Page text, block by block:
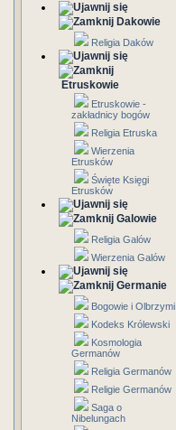
Dakowie
Religia Daków
Etruskowie
Etruskowie -
zakładnicy bogów
Religia Etruska
Wierzenia
Etrusków
Święte Księgi
Etrusków
Galowie
Religia Galów
Wierzenia Galów
Germanie
Bogowie i Olbrzymi
Kodeks Królewski
Kosmologia
Germanów
Religia Germanów
Religie Germanów
Saga o
Nibelungach